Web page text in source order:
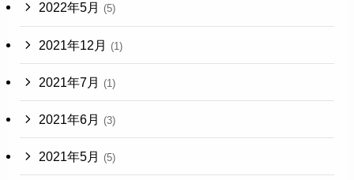
2022年5月 (5)
2021年12月 (1)
2021年7月 (1)
2021年6月 (3)
2021年5月 (5)